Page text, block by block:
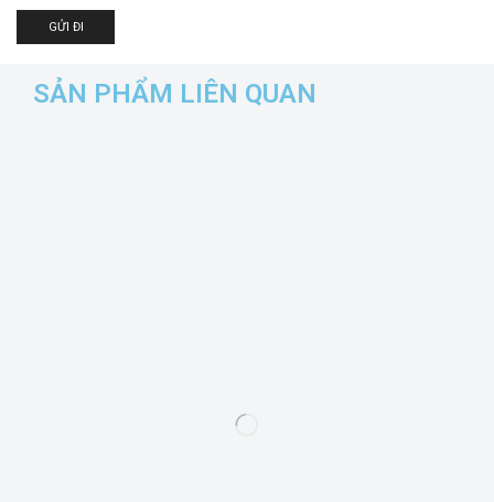
SẢN PHẨM LIÊN QUAN